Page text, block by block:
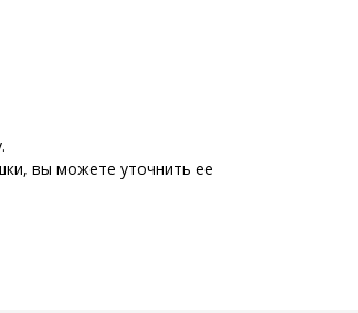
вы можете уточнить ее